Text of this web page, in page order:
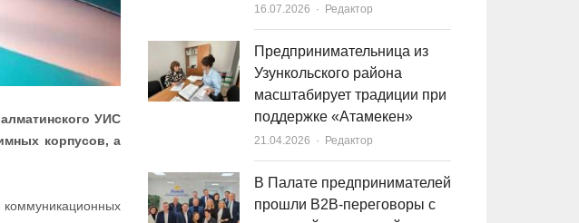
УИС
корпусов, а
16.07.2026 Author
Редактор
Предпринимательница из
Узункольского района
масштабирует традиции при
поддержке «Атамекен»
21.04.2026 Author
Редактор
В Палате предпринимателей
прошли B2B-переговоры с